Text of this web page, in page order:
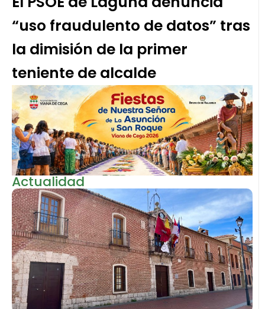
“uso fraudulento de datos” tras
la dimisión de la primer
teniente de alcalde
Actualidad